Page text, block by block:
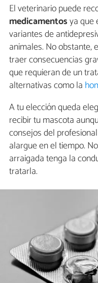
El veterinario puede
medicamentosya que
variantes de
animales. No obstante,
traer consecuencias
que requieran de un
alternativas como la
A tu elección queda
recibir tu mascota
consejos del
alargue en el tiempo.
arraigada tenga la
tratarla.